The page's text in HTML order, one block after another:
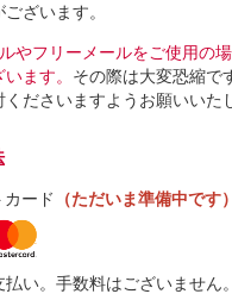
ざいます。
やフリーメールをご使用の
ます。 その際は大変恐縮で
くださいますようお願いいた
ード （ただいま準備中です）
い。手数料はございません。